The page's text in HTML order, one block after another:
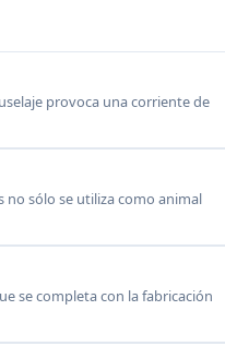
provoca una corriente de
no sólo se utiliza como animal
se completa con la fabricación